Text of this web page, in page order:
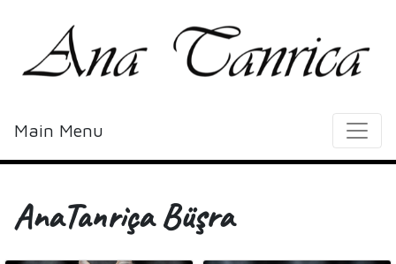
Main Menu
AnaTanriça Büşra